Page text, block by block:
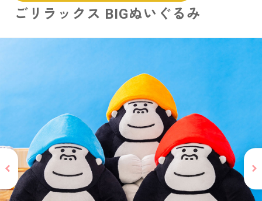
採用情報
PRIZE 公式 X
PRIZE 公式 Instagram
CAPSULE TOY 公式 X
ごリラックス BIGぬいぐるみ